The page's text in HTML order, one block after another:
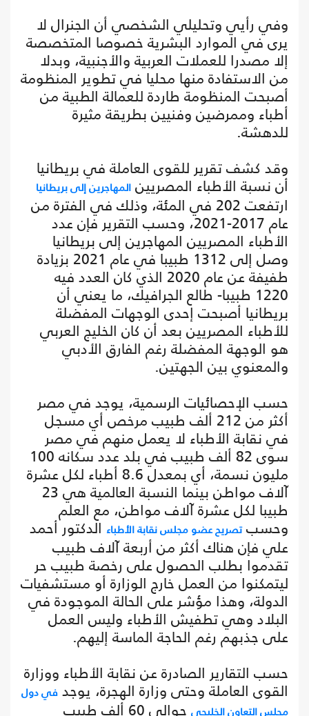
وفي رأيي وتحليلي الشخصي أن الجنرال لا
يرى في الموارد البشرية خصوصا المتخصصة
إلا مصدرا للعملات العربية والأجنبية، وبدلا
من الاستفادة منها محليا في تطوير المنظومة
أصبحت المنظومة طاردة للعمالة الطبية من
أطباء وممرضين وفنيين بطريقة مثيرة
للدهشة.
وقد كشف تقرير للقوى العاملة في بريطانيا
أن نسبة الأطباء المصريين المهاجرين إلى بريطانيا
ارتفعت 202 في المئة، وذلك في الفترة من
عام 2017-2021، وحسب التقرير فإن عدد
الأطباء المصريين المهاجرين إلى بريطانيا
وصل إلى 1312 طبيبا في عام 2021 بزيادة
طفيفة عن عام 2020 الذي كان العدد فيه
1220 طبيبا- طالع الجرافيك، ما يعني أن
بريطانيا أصبحت إحدى الوجهات المفضلة
للأطباء المصريين بعد أن كان الخليج العربي
هو الوجهة المفضلة رغم الفارق الأدبي
والمعنوي بين الجهتين.
حسب الإحصائيات الرسمية، يوجد في مصر
أكثر من 212 ألف طبيب مرخص أي مسجل
في نقابة الأطباء لا يعمل منهم في مصر
سوى 82 ألف طبيب في بلد عدد سكانه 100
مليون نسمة، أي بمعدل 8.6 أطباء لكل عشرة
آلاف مواطن بينما النسبة العالمية هي 23
طبيبا لكل عشرة آلاف مواطن، مع العلم
وحسبتصريح عضو مجلس نقابة الأطباء الدكتور أحمد
علي فإن هناك أكثر من أربعة آلاف طبيب
تقدموا بطلب الحصول على رخصة طبيب حر
ليتمكنوا من العمل خارج الوزارة أو مستشفيات
الدولة، وهذا مؤشر على الحالة الموجودة في
البلاد وهي تطفيش الأطباء وليس العمل
على جذبهم رغم الحاجة الماسة إليهم.
حسب التقارير الصادرة عن نقابة الأطباء ووزارة
القوى العاملة وحتى وزارة الهجرة، يوجد في دول
مجلس التعاون الخليجي
حوالي 60 ألف طبيب